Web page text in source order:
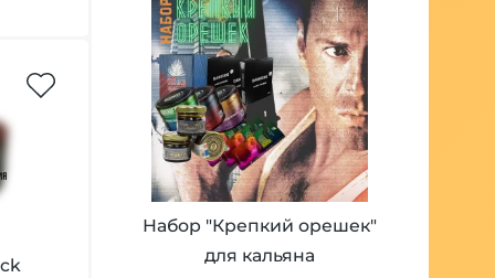
Набор "Крепкий орешек"
для кальяна